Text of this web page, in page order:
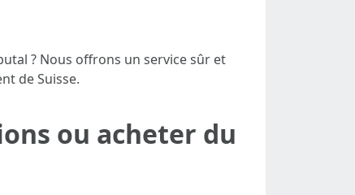
? Nous offrons un service sûr et
de Suisse.
ou acheter du